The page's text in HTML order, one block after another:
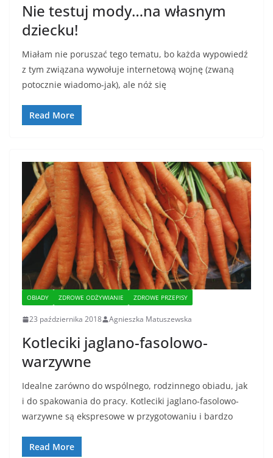
Nie testuj mody…na własnym
dziecku!
Miałam nie poruszać tego tematu, bo każda wypowiedź
z tym związana wywołuje internetową wojnę (zwaną
potocznie wiadomo-jak), ale nóż się
Read More
OBIADY ZDROWE ODŻYWIANIE ZDROWE PRZEPISY
23 października 2018 Agnieszka Matuszewska
Kotleciki jaglano-fasolowo-
warzywne
Idealne zarówno do wspólnego, rodzinnego obiadu, jak
i do spakowania do pracy. Kotleciki jaglano-fasolowo-
warzywne są ekspresowe w przygotowaniu i bardzo
Read More